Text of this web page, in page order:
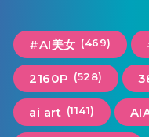
#AI美女 (469)
2160P (528)
ai art (1141)